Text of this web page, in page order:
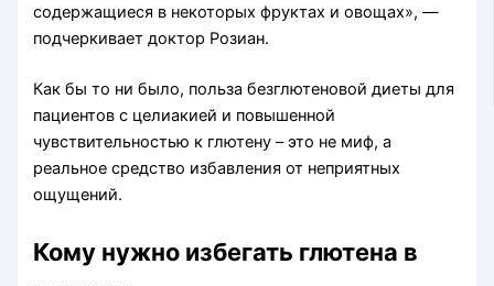
содержащиеся в некоторых фруктах и овощах», —
подчеркивает доктор Розиан.
Как бы то ни было, польза безглютеновой диеты для
пациентов с целиакией и повышенной
чувствительностью к глютену – это не миф, а
реальное средство избавления от неприятных
ощущений.
Кому нужно избегать глютена в